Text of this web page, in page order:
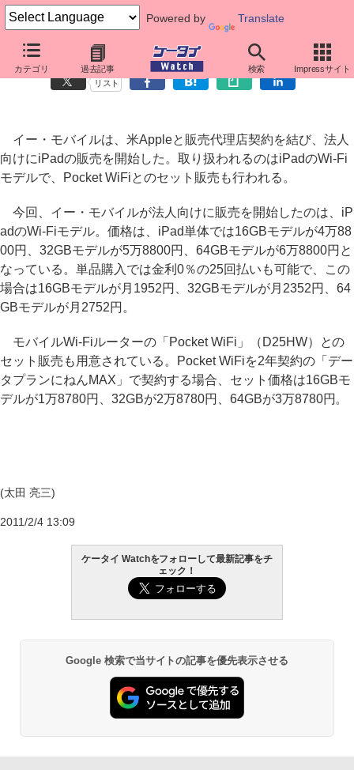
Powered by Translate
カテゴリ 過去記事 検索 Impressサイト
イー・モバイルが法人向けにiPad販売、Pocket WiFiとのセットも
リスト
イー・モバイルは、米Appleと販売代理店契約を結び、法人
向けにiPadの販売を開始した。取り扱われるのはiPadのWi-Fi
モデルで、Pocket WiFiとのセット販売も行われる。
今回、イー・モバイルが法人向けに販売を開始したのは、iP
adのWi-Fiモデル。価格は、iPad単体では16GBモデルが4万88
00円、32GBモデルが5万8800円、64GBモデルが6万8800円と
なっている。単品購入では金利0％の25回払いも可能で、この
場合は16GBモデルが月1952円、32GBモデルが月2352円、64
GBモデルが月2752円。
モバイルWi-Fiルーターの「Pocket WiFi」（D25HW）との
セット販売も用意されている。Pocket WiFiを2年契約の「デー
タプランにねんMAX」で契約する場合、セット価格は16GBモ
デルが1万8780円、32GBが2万8780円、64GBが3万8780円。
(太田 亮三)
2011/2/4 13:09
ケータイ Watchをフォローして最新記事をチ
ェック！
Google 検索で当サイトの記事を優先表示させる